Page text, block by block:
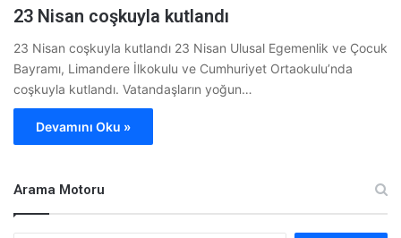
23 Nisan coşkuyla kutlandı
23 Nisan coşkuyla kutlandı 23 Nisan Ulusal Egemenlik ve Çocuk
Bayramı, Limandere İlkokulu ve Cumhuriyet Ortaokulu’nda
coşkuyla kutlandı. Vatandaşların yoğun…
Devamını Oku »
Arama Motoru